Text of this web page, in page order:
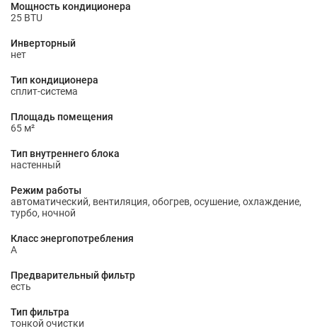
Мощность кондиционера
25 BTU
Инверторный
нет
Тип кондиционера
сплит-система
Площадь помещения
65 м²
Тип внутреннего блока
настенный
Режим работы
автоматический, вентиляция, обогрев, осушение, охлаждение,
турбо, ночной
Класс энергопотребления
А
Предварительный фильтр
есть
Тип фильтра
тонкой очистки